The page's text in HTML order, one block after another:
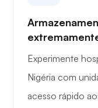
Raio
Experimente
Nigéria com
acesso rápido